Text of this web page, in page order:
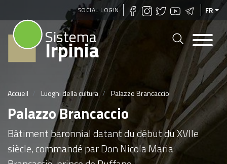
Aller
au
contenu
SOCIAL LOGIN FR
Sistema
Irpinia
Accueil Luoghi della cultura Palazzo Brancaccio
Palazzo Brancaccio
Bâtiment baronnial datant du début du XVIIe
siècle, commandé par Don Nicola Maria